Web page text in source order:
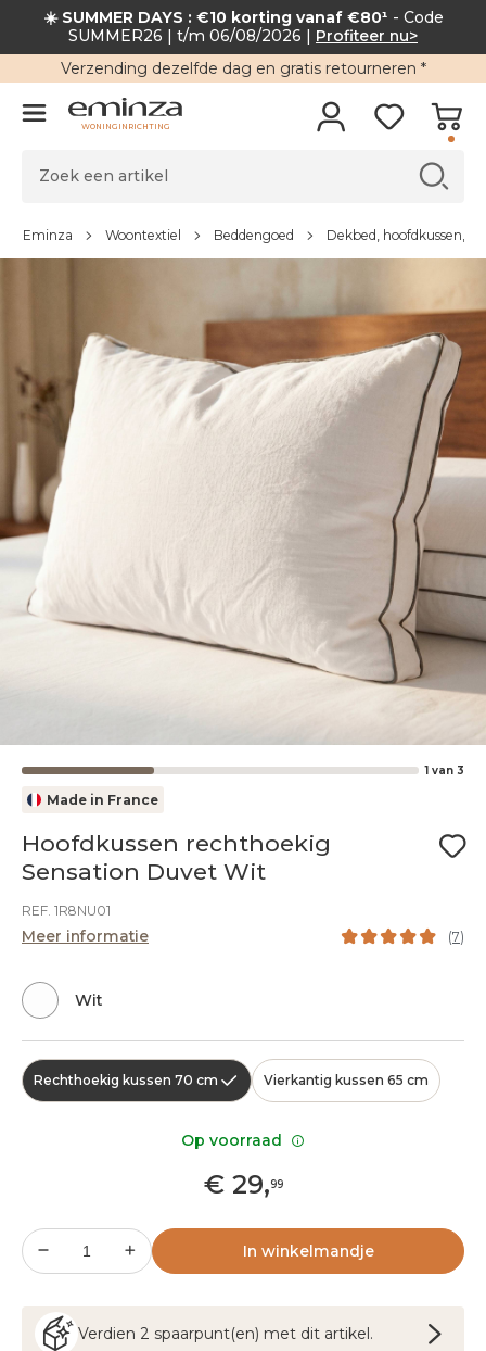
☀️ SUMMER DAYS : €10 korting vanaf €80¹ - Code
SUMMER26 | t/m 06/08/2026 | Profiteer nu>
Verzending dezelfde dag en gratis retourneren *
WONINGINRICHTING
Eminza Woontextiel Beddengoed Dekbed, hoofdkussen,
1 van 3
Made in France
Hoofdkussen rechthoekig
Sensation Duvet Wit
REF. 1R8NU01
Meer informatie (7)
Wit
Rechthoekig kussen 70 cm Vierkantig kussen 65 cm
€ 29,99
In winkelmandje
Verdien 2 spaarpunt(en) met dit artikel.